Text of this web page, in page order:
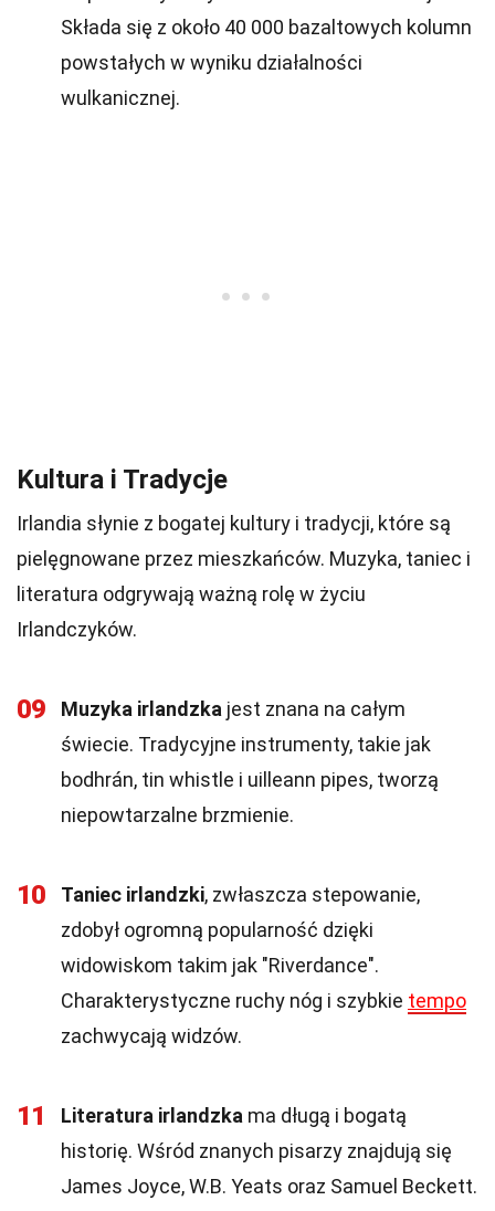
Składa się z około 40 000 bazaltowych kolumn
powstałych w wyniku działalności
wulkanicznej.
Kultura i Tradycje
Irlandia słynie z bogatej kultury i tradycji, które są
pielęgnowane przez mieszkańców. Muzyka, taniec i
literatura odgrywają ważną rolę w życiu
Irlandczyków.
09 Muzyka irlandzka jest znana na całym
świecie. Tradycyjne instrumenty, takie jak
bodhrán, tin whistle i uilleann pipes, tworzą
niepowtarzalne brzmienie.
10 Taniec irlandzki, zwłaszcza stepowanie,
zdobył ogromną popularność dzięki
widowiskom takim jak "Riverdance".
Charakterystyczne ruchy nóg i szybkie tempo
zachwycają widzów.
11 Literatura irlandzka ma długą i bogatą
historię. Wśród znanych pisarzy znajdują się
James Joyce, W.B. Yeats oraz Samuel Beckett.